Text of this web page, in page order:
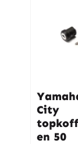
City
en 50